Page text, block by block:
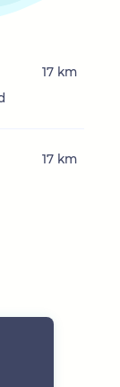
17 km
17 km